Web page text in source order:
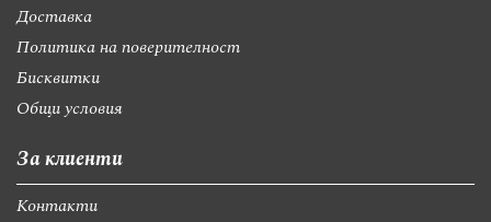
Доставка
Политика на поверителност
Бисквитки
Общи условия
За клиенти
Контакти